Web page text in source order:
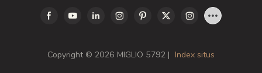
Copyright © 2026 MIGLIO 5792 | Index situs